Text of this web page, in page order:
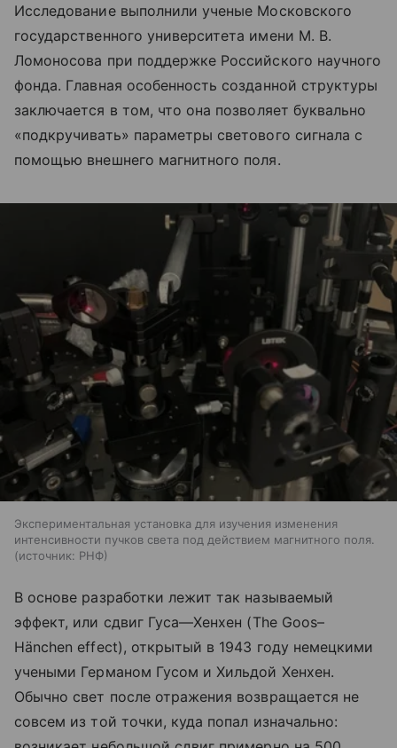
Исследование выполнили ученые Московского
государственного университета имени М. В.
Ломоносова при поддержке Российского научного
фонда. Главная особенность созданной структуры
заключается в том, что она позволяет буквально
«подкручивать» параметры светового сигнала с
помощью внешнего магнитного поля.
Экспериментальная установка для изучения изменения
интенсивности пучков света под действием магнитного поля.
источник: РНФ
В основе разработки лежит так называемый
эффект, или сдвиг Гуса—Хенхен (The Goos–
Hänchen effect), открытый в 1943 году немецкими
учеными Германом Гусом и Хильдой Хенхен.
Обычно свет после отражения возвращается не
совсем из той точки, куда попал изначально: